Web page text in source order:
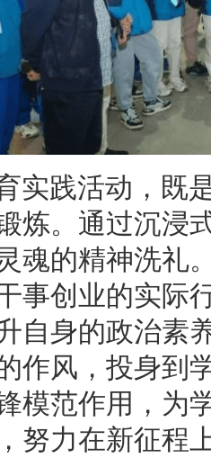
实践活动，既
炼。通过沉浸
魂的精神洗礼
事创业的实际
自身的政治素
作风，投身到
模范作用，为
努力在新征程